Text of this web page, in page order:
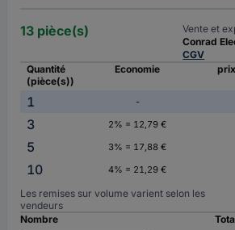
13 pièce(s)
Vente et
Conrad
CGV
Quantité
(pièce(s))
Economie
1 -
3
2% = 12,79 €
5
3% = 17,88 €
10
4% = 21,29 €
Les remises sur volume varient selon les
vendeurs
Nombre